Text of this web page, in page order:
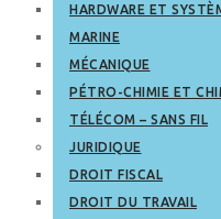
HARDWARE ET
MARINE
MÉCANIQUE
PÉTRO-CHIMIE ET
TÉLÉCOM – SANS FIL
JURIDIQUE
DROIT FISCAL
DROIT DU TRAVAIL